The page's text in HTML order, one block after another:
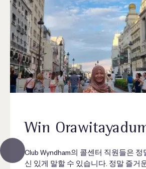
Win
Club Wyndham의 콜센터 직원들은
신 있게 말할 수 있습니다. 정말 즐거